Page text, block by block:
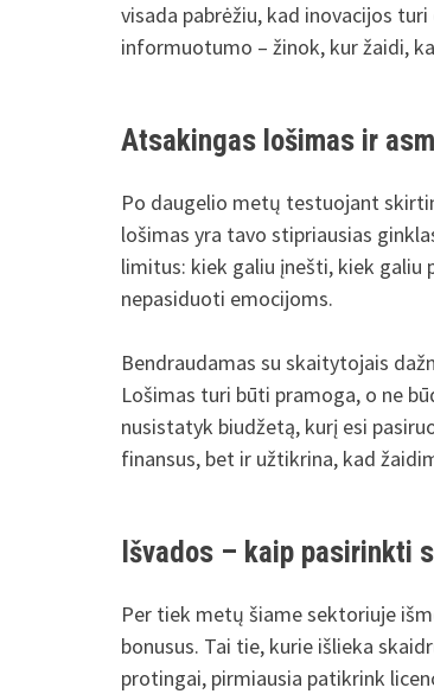
visada pabrėžiu, kad inovacijos
informuotumo – žinok, kur žaidi,
Atsakingas lošimas ir
Po daugelio metų testuojant
lošimas yra tavo stipriausias
limitus: kiek galiu įnešti, kiek
nepasiduoti emocijoms.
Bendraudamas su skaitytojais
Lošimas turi būti pramoga, o ne
nusistatyk biudžetą, kurį esi
finansus, bet ir užtikrina, kad
Išvados – kaip pasirinkti
Per tiek metų šiame sektoriuje
bonusus. Tai tie, kurie išlieka
protingai, pirmiausia patikrink